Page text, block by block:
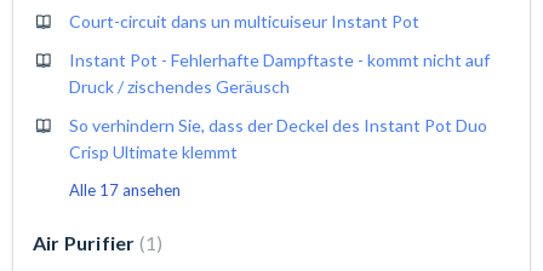
Court-circuit dans un multicuiseur Instant Pot
Instant Pot - Fehlerhafte Dampftaste - kommt nicht auf
Druck / zischendes Geräusch
So verhindern Sie, dass der Deckel des Instant Pot Duo
Crisp Ultimate klemmt
Alle 17 ansehen
Air Purifier 1